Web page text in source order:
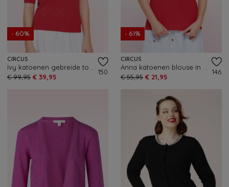
- 60%
CIRCUS
€ 99,95 € 39,95
150
- 61%
CIRCUS
€ 55,95 € 21,95
146